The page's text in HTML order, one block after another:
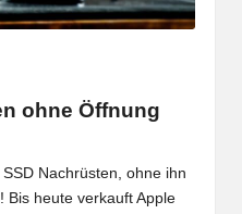
ohne Öffnung
Nachrüsten, ohne ihn
Bis heute verkauft Apple